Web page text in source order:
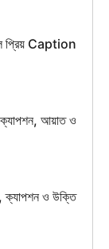
প্রিয় Caption
ক্যাপশন, আয়াত ও
ক্যাপশন ও উক্তি